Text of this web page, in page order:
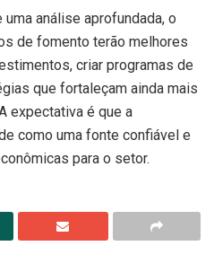
análise aprofundada, o
de fomento terão melhores
criar programas de
que fortaleçam ainda mais
expectativa é que a
como uma fonte confiável e
para o setor.